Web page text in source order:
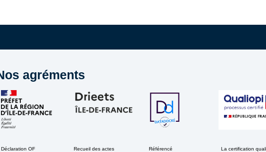
agréments
Déclaration OF
Recueil des actes
Référencé
La certification